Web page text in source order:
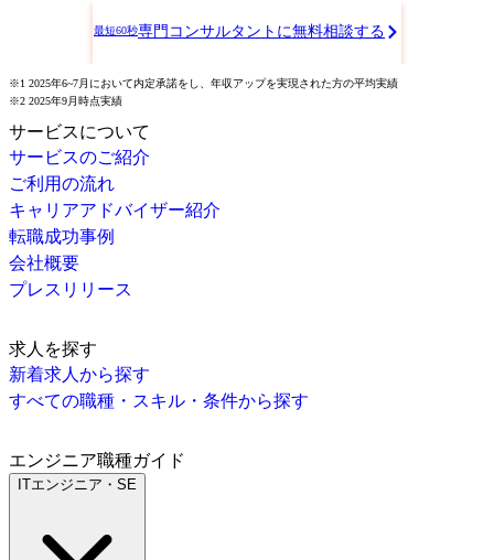
最短60秒専門コンサルタントに無料相談する
※1 2025年6~7月において内定承諾をし、年収アップを実現された方の平均実績
※2 2025年9月時点実績
サービスについて
サービスのご紹介
ご利用の流れ
キャリアアドバイザー紹介
転職成功事例
会社概要
プレスリリース
求人を探す
新着求人から探す
すべての職種・スキル・条件から探す
エンジニア職種ガイド
ITエンジニア・SE